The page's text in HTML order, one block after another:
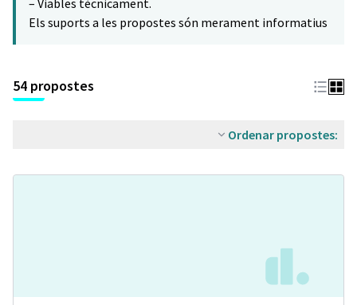
– Viables tècnicament.
Els suports a les propostes són merament informatius
54 propostes
Ordenar propostes: